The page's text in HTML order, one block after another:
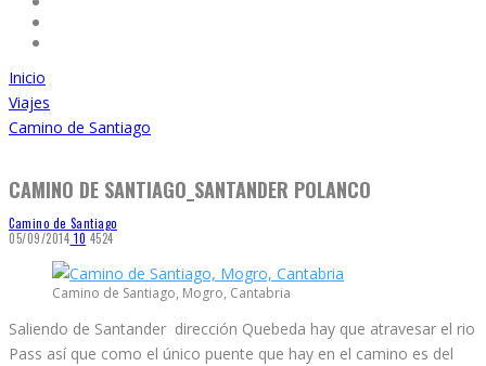
Inicio
Viajes
Camino de Santiago
CAMINO DE SANTIAGO_SANTANDER POLANCO
Camino de Santiago
05/09/2014 10 4524
Camino de Santiago, Mogro, Cantabria
Saliendo de Santander dirección Quebeda hay que atravesar el rio
Pass así que como el único puente que hay en el camino es del